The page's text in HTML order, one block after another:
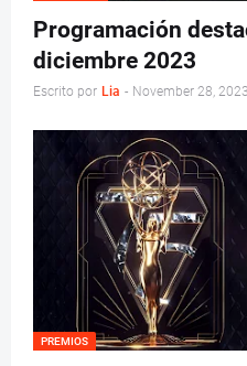
Programación
diciembre 2023
Escrito por Lia - November 28, 2023
PREMIOS